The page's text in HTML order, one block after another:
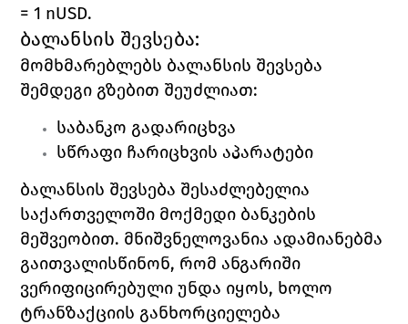
= 1 nUSD.
ბალანსის შევსება:
მომხმარებლებს ბალანსის შევსება
შემდეგი გზებით შეუძლიათ:
საბანკო გადარიცხვა
სწრაფი ჩარიცხვის აპარატები
ბალანსის შევსება შესაძლებელია
საქართველოში მოქმედი ბანკების
მეშვეობით. მნიშვნელოვანია ადამიანებმა
გაითვალისწინონ, რომ ანგარიში
ვერიფიცირებული უნდა იყოს, ხოლო
ტრანზაქციის განხორციელება